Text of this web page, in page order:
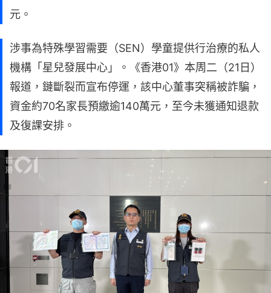
元。
涉事為特殊學習需要（SEN）學童提供行治療的私人
機構「星兒發展中心」。《香港01》本周二（21日）
報道，鏈斷裂而宣布停運，該中心董事突稱被詐騙，
資金約70名家長預繳逾140萬元，至今未獲通知退款
及復課安排。